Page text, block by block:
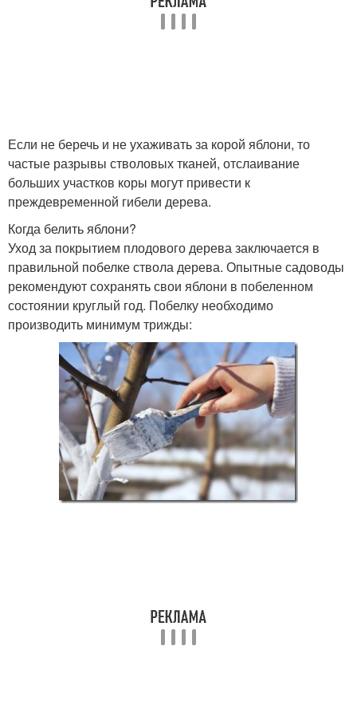
Если не беречь и не ухаживать за корой яблони, то
частые разрывы стволовых тканей, отслаивание
больших участков коры могут привести к
преждевременной гибели дерева.
Когда белить яблони?
Уход за покрытием плодового дерева заключается в
правильной побелке ствола дерева. Опытные садоводы
рекомендуют сохранять свои яблони в побеленном
состоянии круглый год. Побелку необходимо
производить минимум трижды: